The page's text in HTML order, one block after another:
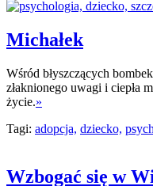
Michałek
Wśród błyszczących
złaknionego uwagi i ciepła
życie.»
Tagi: adopcja, dziecko,
Wzbogać się w